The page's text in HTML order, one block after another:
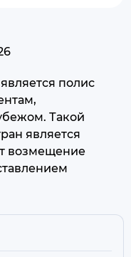
полис
Такой
является
возмещение